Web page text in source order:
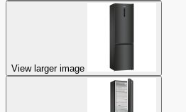
View larger image